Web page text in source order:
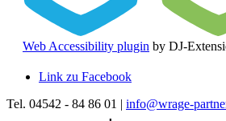
Web Accessibility plugin by DJ-
Link zu Facebook
Tel. 04542 - 84 86 01 | info@wrage-